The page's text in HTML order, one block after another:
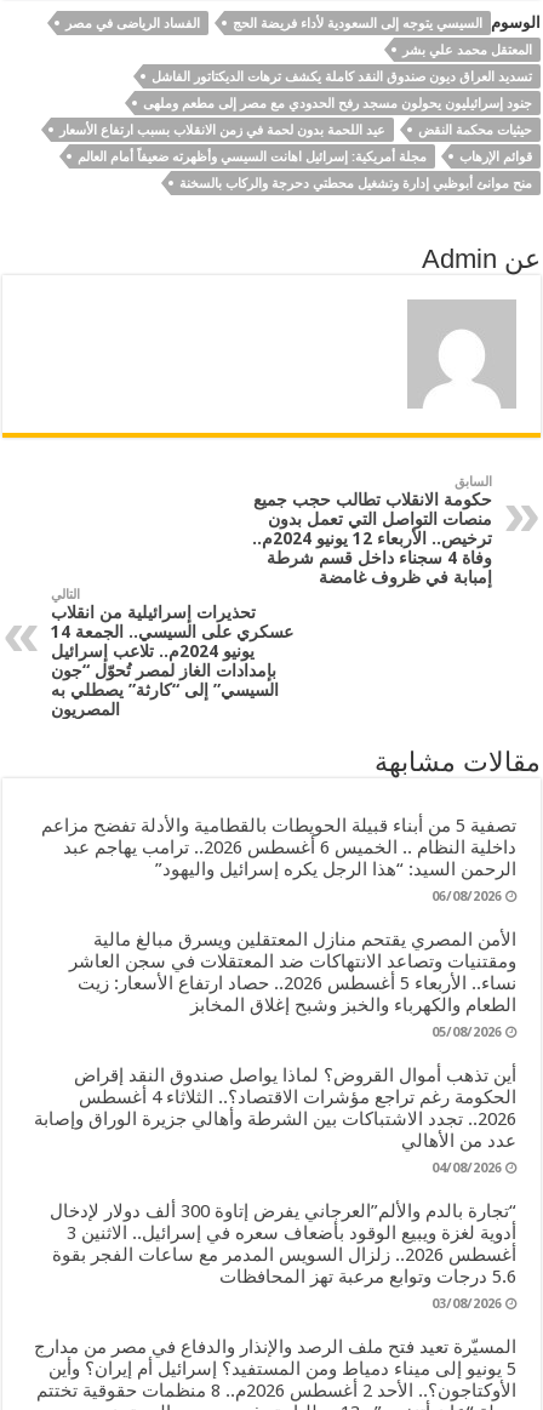
الوسوم السيسي يتوجه إلى السعودية لأداء فريضة الحج
الفساد الرياضى في مصر
المعتقل محمد علي بشر
تسديد العراق ديون صندوق النقد كاملة يكشف ترهات الديكتاتور الفاشل
جنود إسرائيليون يحولون مسجد رفح الحدودي مع مصر إلى مطعم وملهى
حيثيات محكمة النقض
عيد اللحمة بدون لحمة في زمن الانقلاب بسبب ارتفاع الأسعار
قوائم الإرهاب
مجلة أمريكية: إسرائيل اهانت السيسي وأظهرته ضعيفاً أمام العالم
منح موانئ أبوظبي إدارة وتشغيل محطتي دحرجة والركاب بالسخنة
عن Admin
السابق
حكومة الانقلاب تطالب حجب جميع
منصات التواصل التي تعمل بدون
ترخيص.. الأربعاء 12 يونيو 2024م..
وفاة 4 سجناء داخل قسم شرطة
إمبابة في ظروف غامضة
التالي
تحذيرات إسرائيلية من انقلاب
عسكري على السيسي.. الجمعة 14
يونيو 2024م.. تلاعب إسرائيل
بإمدادات الغاز لمصر تُحوّل “جون
السيسي” إلى “كارثة” يصطلي به
المصريون
مقالات مشابهة
تصفية 5 من أبناء قبيلة الحويطات بالقطامية والأدلة تفضح مزاعم
داخلية النظام .. الخميس 6 أغسطس 2026.. ترامب يهاجم عبد
الرحمن السيد: “هذا الرجل يكره إسرائيل واليهود”
06/08/2026
الأمن المصري يقتحم منازل المعتقلين ويسرق مبالغ مالية
ومقتنيات وتصاعد الانتهاكات ضد المعتقلات في سجن العاشر
نساء.. الأربعاء 5 أغسطس 2026.. حصاد ارتفاع الأسعار: زيت
الطعام والكهرباء والخبز وشبح إغلاق المخابز
05/08/2026
أين تذهب أموال القروض؟ لماذا يواصل صندوق النقد إقراض
الحكومة رغم تراجع مؤشرات الاقتصاد؟.. الثلاثاء 4 أغسطس
2026.. تجدد الاشتباكات بين الشرطة وأهالي جزيرة الوراق وإصابة
عدد من الأهالي
04/08/2026
“تجارة بالدم والألم”العرجاني يفرض إتاوة 300 ألف دولار لإدخال
أدوية لغزة ويبيع الوقود بأضعاف سعره في إسرائيل.. الاثنين 3
أغسطس 2026.. زلزال السويس المدمر مع ساعات الفجر بقوة
5.6 درجات وتوابع مرعبة تهز المحافظات
03/08/2026
المسيّرة تعيد فتح ملف الرصد والإنذار والدفاع في مصر من مدارج
5 يونيو إلى ميناء دمياط ومن المستفيد؟ إسرائيل أم إيران؟ وأين
الأوكتاجون؟.. الأحد 2 أغسطس 2026م.. 8 منظمات حقوقية تختتم